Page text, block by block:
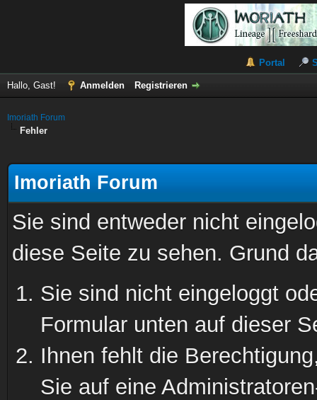
Portal
Hallo, Gast! Anmelden Registrieren
Imoriath Forum
Fehler
Imoriath Forum
Sie sind entweder nicht
diese Seite zu sehen. Grund
Sie sind nicht eingeloggt
Formular unten auf dieser
Ihnen fehlt die
Sie auf eine